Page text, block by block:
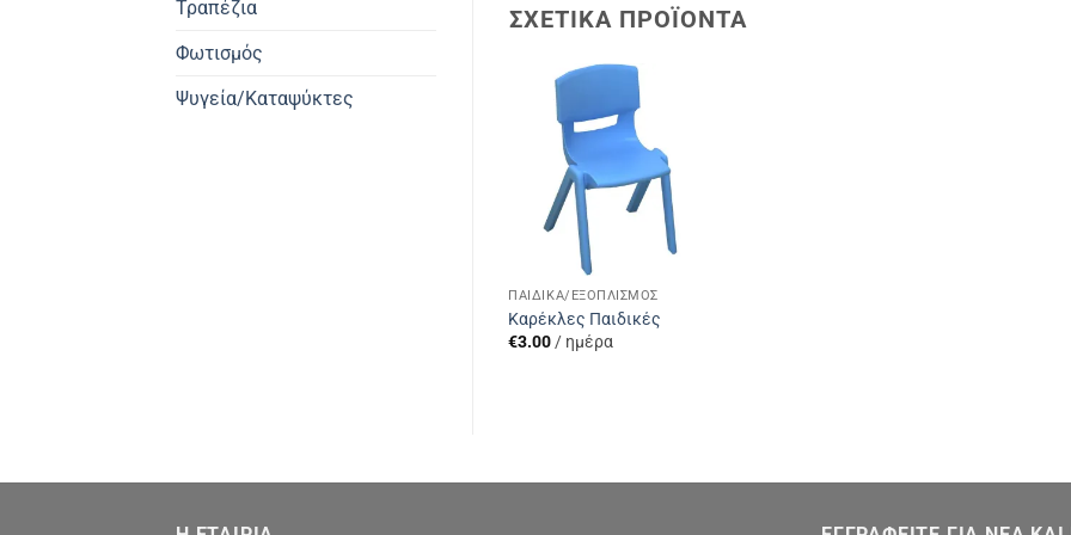
Τραπέζια
Φωτισμός
Ψυγεία/Καταψύκτες
ΣΧΕΤΙΚΆ ΠΡΟΪΌΝΤΑ
Wishlist
ΠΑΙΔΙΚΆ/ΕΞΟΠΛΙΣΜΌΣ
Καρέκλες Παιδικές
€3.00/ ημέρα